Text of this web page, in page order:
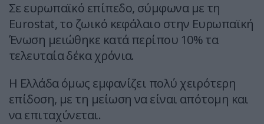
Σε ευρωπαϊκό επίπεδο, σύμφωνα με τη
Eurostat, το ζωικό κεφάλαιο στην Ευρωπαϊκή
Ένωση μειώθηκε κατά περίπου 10% τα
τελευταία δέκα χρόνια.
Η Ελλάδα όμως εμφανίζει πολύ χειρότερη
επίδοση, με τη μείωση να είναι απότομη και
να επιταχύνεται.